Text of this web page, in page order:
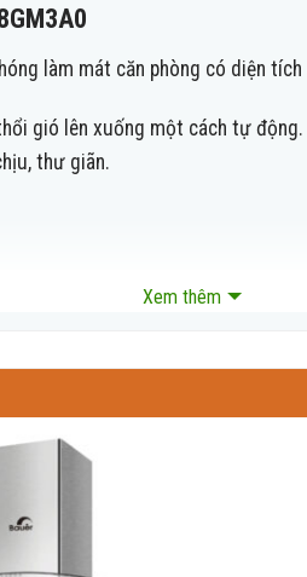
làm mát căn phòng có diện
gió lên xuống một cách tự
thư giãn.
cũng được trang bị Inverter. Là
năng lên đến 70%.
Xem thêm